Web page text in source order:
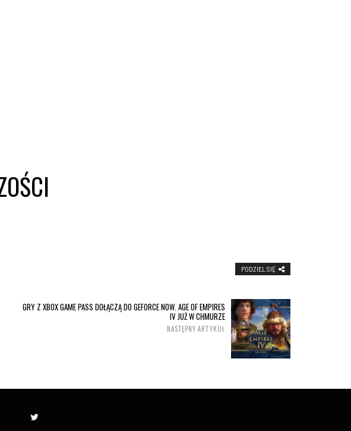
PODZIEL SIĘ
GRY Z XBOX GAME PASS DOŁĄCZĄ DO GEFORCE NOW. AGE OF EMPIRES
IV JUŻ W CHMURZE
NASTĘPNY ARTYKUŁ